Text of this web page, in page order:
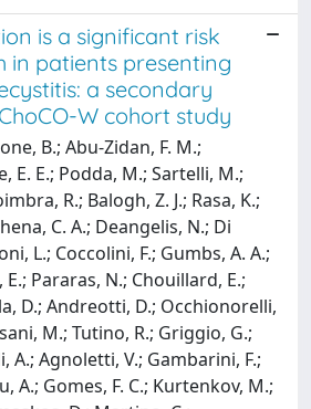
is a significant risk
in patients presenting
a secondary
W cohort study
B.; Abu-Zidan, F. M.;
E. E.; Podda, M.; Sartelli, M.;
R.; Balogh, Z. J.; Rasa, K.;
C. A.; Deangelis, N.; Di
L.; Coccolini, F.; Gumbs, A. A.;
E.; Pararas, N.; Chouillard, E.;
D.; Andreotti, D.; Occhionorelli,
M.; Tutino, R.; Griggio, G.;
A.; Agnoletti, V.; Gambarini, F.;
A.; Gomes, F. C.; Kurtenkov, M.;